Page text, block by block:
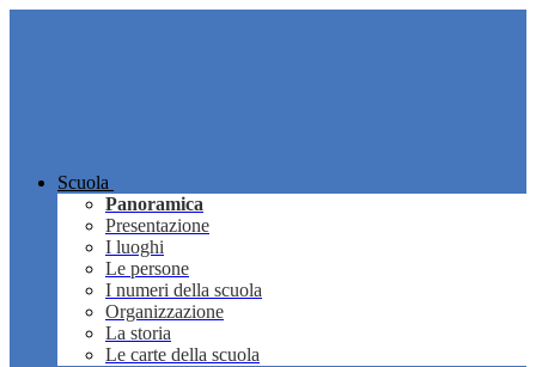
Scuola
Panoramica
Presentazione
I luoghi
Le persone
I numeri della scuola
Organizzazione
La storia
Le carte della scuola